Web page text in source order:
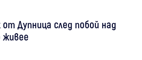
Дупница след побой над
живее